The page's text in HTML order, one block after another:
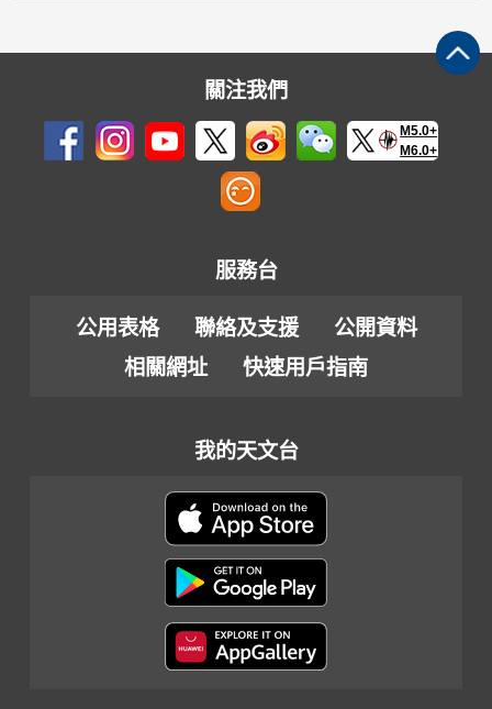
關注我們
M5.0+
M6.0+
服務台
公用表格 聯絡及支援
公開資料
相關網址
快速用戶指南
我的天文台